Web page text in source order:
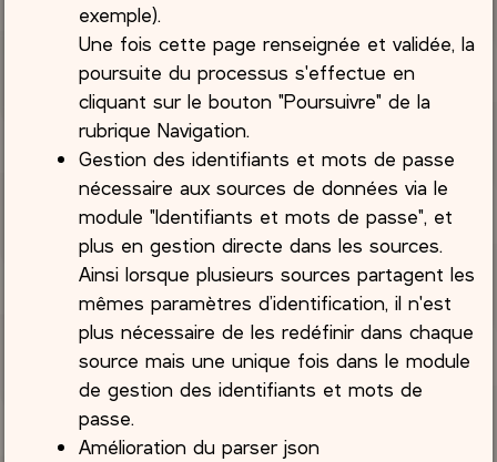
exemple).
Une fois cette page renseignée et validée, la
poursuite du processus s'effectue en
cliquant sur le bouton "Poursuivre" de la
rubrique Navigation.
Gestion des identifiants et mots de passe
nécessaire aux sources de données via le
module "Identifiants et mots de passe", et
plus en gestion directe dans les sources.
Ainsi lorsque plusieurs sources partagent les
mêmes paramètres d’identification, il n'est
plus nécessaire de les redéfinir dans chaque
source mais une unique fois dans le module
de gestion des identifiants et mots de
passe.
Amélioration du parser json